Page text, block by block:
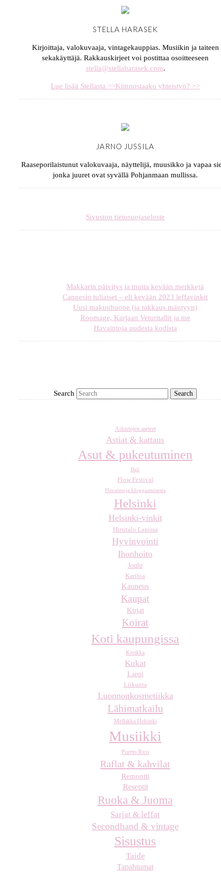
STELLA HARASEK
Kirjoittaja, valokuvaaja, vintagekauppias. Musiikin ja taiteen
sekakäyttäjä. Rakkauskirjeet voi postittaa osoitteeseen
stella@stellaharasek.com.
Lue lisää Stellasta >>Kiinnostaako yhteistyö? >>
JARNO JUSSILA
Raaseporilaistunut valokuvaaja, näyttelijä, muusikko ja vapaa
jonka juuret ovat syvällä Pohjanmaan mullissa.
Sivuston tietosuojaseloste
Makkarin päivitys ja muita kevään merkkejä
Cannesin tuliaiset – eli kevään 2023 leffavinkit
Uusi makuuhuone (ja rakkaus mäntyyn)
Roomage, Karjaan Veturitallit ja me
Havaintoja uudesta kodista
Search
Arkistojen aarteet
Astiat & kattaus
Asut & pukeutuminen
Bali
Flow Festival
Havaintoja bloggaamisesta
Helsinki
Helsinki-vinkit
Hirsitalo Lapissa
Hyvinvointi
Ihonhoito
Joulu
Karibia
Kauneus
Kaupat
Kirjat
Koirat
Koti kaupungissa
Kreikka
Kukat
Lappi
Liikunta
Luonnonkosmetiikka
Lähimatkailu
Mellakka Helsinki
Musiikki
Puerto Rico
Raflat & kahvilat
Remontti
Reseptit
Ruoka & Juoma
Sarjat & leffat
Secondhand & vintage
Sisustus
Taide
Tapahtumat